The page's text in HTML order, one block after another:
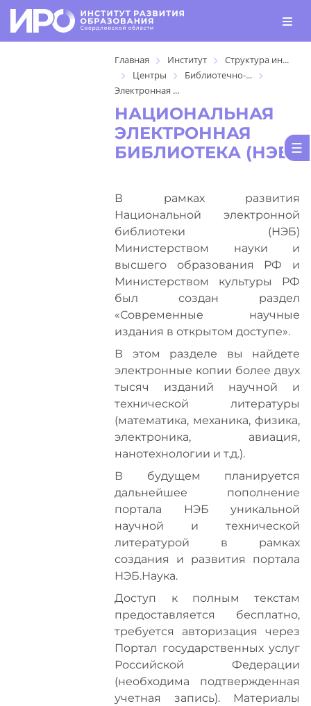
Главная Институт
Структура ин...
Центры
Библиотечно-...
Электронная ...
НАЦИОНАЛЬНАЯ
ЭЛЕКТРОННАЯ
БИБЛИОТЕКА (НЭБ)
В рамках развития
Национальной электронной
библиотеки (НЭБ)
Министерством науки и
высшего образования РФ и
Министерством культуры РФ
был создан раздел
«Современные научные
издания в открытом доступе».
В этом разделе вы найдете
электронные копии более двух
тысяч изданий научной и
технической литературы
(математика, механика, физика,
электроника, авиация,
нанотехнологии и т.д.).
В будущем планируется
дальнейшее пополнение
портала НЭБ уникальной
научной и технической
литературой в рамках
создания и развития портала
НЭБ.Наука.
Доступ к полным текстам
предоставляется бесплатно,
требуется авторизация через
Портал государственных услуг
Российской Федерации
(необходима подтвержденная
учетная запись). Материалы